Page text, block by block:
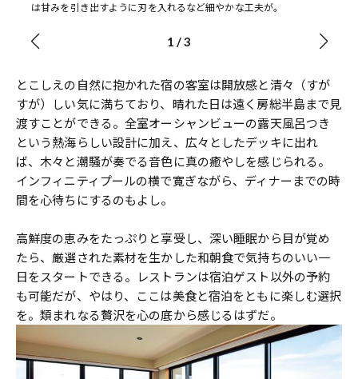
は甘みを引き出すように刃を入れるなど細やかな工夫が。
1 /3
とこしえの自然に抱かれた宿の客室は開放感と清々（すが
すが）しい気に満ちており、晴れた日は遠く房総半島まで見
渡すことができる。全室オーシャンビューの露天風呂つき
という熱海らしい設計に加え、広々としたデッキに出れ
ば、木々と潮騒が奏でる音色に真の癒やしを感じられる。
インフィニティプールの横で寛ぎながら、ディナーまでの時
間を心待ちにするのもよし。
高鮮度の恵みをたっぷりと享受し、深い睡眠から目が覚め
たら、厳選された素材を生かした和朝食で気持ちのいい一
日をスタートできる。レストランは宿泊ゲスト以外の予約
も可能だが、やはり、ここは美食と宿泊をともに楽しむ選択
を。類まれなる贅沢を心の底から感じるはずだ。